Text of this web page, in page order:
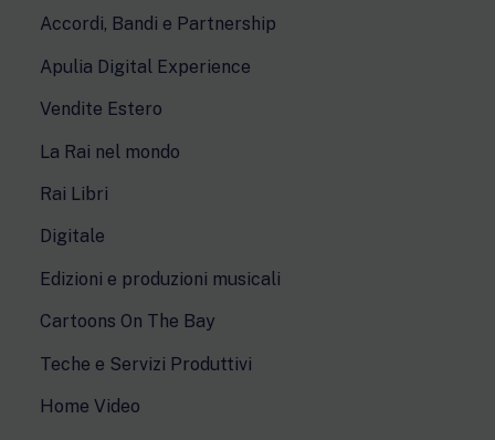
Accordi, Bandi e Partnership
Apulia Digital Experience
Vendite Estero
La Rai nel mondo
Rai Libri
Digitale
Edizioni e produzioni musicali
Cartoons On The Bay
Teche e Servizi Produttivi
Home Video